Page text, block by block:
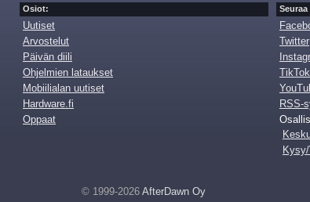
Osiot:
Uutiset
Arvostelut
Päivän diili
Ohjelmien lataukset
Mobiilialan uutiset
Hardware.fi
Oppaat
Twitter
TikTok
RSS-
© 1999-2026 AfterDawn Oy